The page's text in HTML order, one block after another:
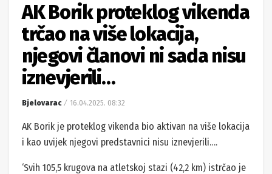
AK Borik proteklog vikenda
trčao na više lokacija,
njegovi članovi ni sada nisu
iznevjerili…
Bjelovarac 16.04.2025. 08:32
AK Borik je proteklog vikenda bio aktivan na više lokacija
i kao uvijek njegovi predstavnici nisu iznevjerili….
‘Svih 105,5 krugova na atletskoj stazi (42,2 km) istrčao je